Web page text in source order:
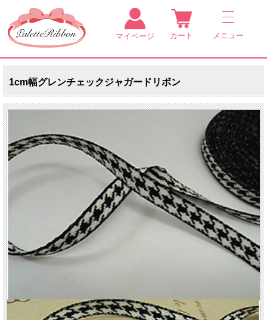
マイページ カート メニュー
1cm幅グレンチェックジャガードリボン